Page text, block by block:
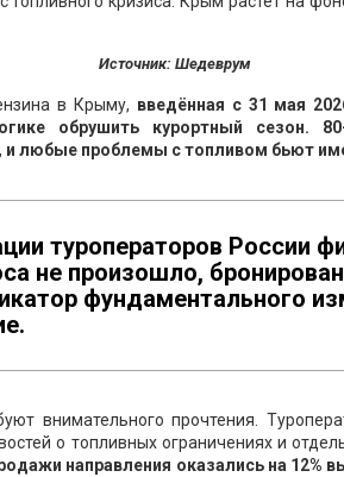
Источник: Шедеврум
в Крыму, введённая с 31 мая
обрушить курортный сезон.
и любые проблемы с топливом бьют
туроператоров России
не произошло,
фундаментального
внимательного прочтения.
о топливных ограничениях и
направления оказались на 12%